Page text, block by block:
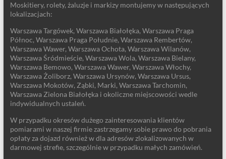
Moskitiery, rolety, żaluzje i markizy montujemy w następujących
lokalizacjach:
Warszawa Targówek, Warszawa Białołęka, Warszawa Praga
Północ, Warszawa Praga Południe, Warszawa Rembertów,
Warszawa Wawer, Warszawa Ochota, Warszawa Wilanów,
Warszawa Śródmieście, Warszawa Wola, Warszawa Bielany,
Warszawa Bemowo, Warszawa Wawer, Warszawa Włochy,
Warszawa Żoliborz, Warszawa Ursynów, Warszawa Ursus,
Warszawa Mokotów, Ząbki, Marki, Warszawa Tarchomin,
Warszawa Zielona Białołęka i okoliczne miejscowości wedle
indywidualnych ustaleń.
W przypadku okresów dużego zainteresowania klientów
pomiarami w naszej firmie zastrzegamy sobie prawo do pobrania
opłaty za dojazd również w dla adresów zlokalizowanych w
darmowej strefie, szczególnie w przypadku małych zamówień.